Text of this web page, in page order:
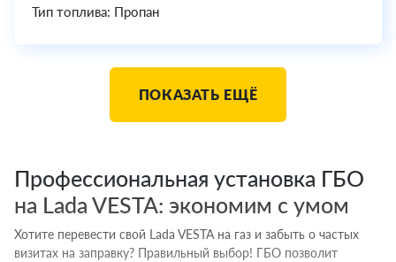
Тип топлива: Пропан
ПОКАЗАТЬ ЕЩЁ
Профессиональная установка ГБО
на Lada VESTA: экономим с умом
Хотите перевести свой Lada VESTA на газ и забыть о частых
визитах на заправку? Правильный выбор! ГБО позволит